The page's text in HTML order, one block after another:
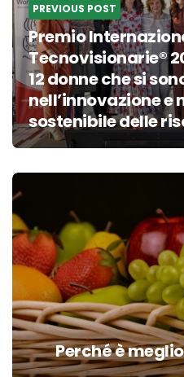
PREVIOUS POST
Premio
Tecnovisionarie®
12 donne che si
nell’innovazione e
sostenibile delle
Perché è